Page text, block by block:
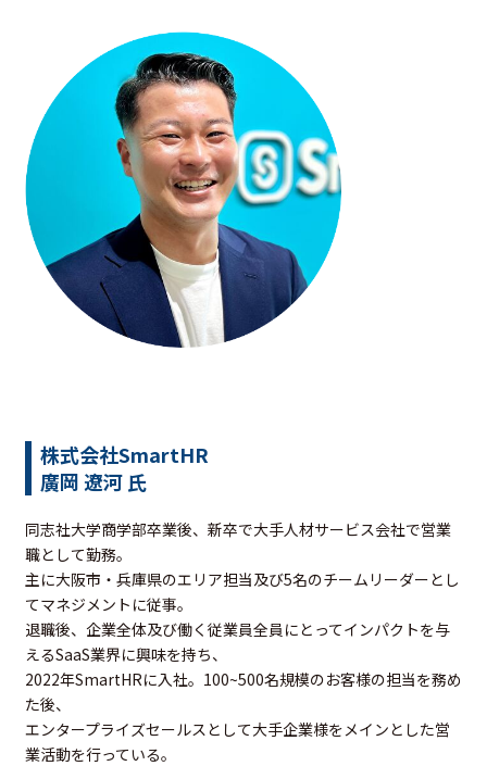
株式会社SmartHR
廣岡 遼河 氏
同志社大学商学部卒業後、新卒で大手人材サービス会社で営業
職として勤務。
主に大阪市・兵庫県のエリア担当及び5名のチームリーダーとし
てマネジメントに従事。
退職後、企業全体及び働く従業員全員にとってインパクトを与
えるSaaS業界に興味を持ち、
2022年SmartHRに入社。100~500名規模のお客様の担当を務め
た後、
エンタープライズセールスとして大手企業様をメインとした営
業活動を行っている。